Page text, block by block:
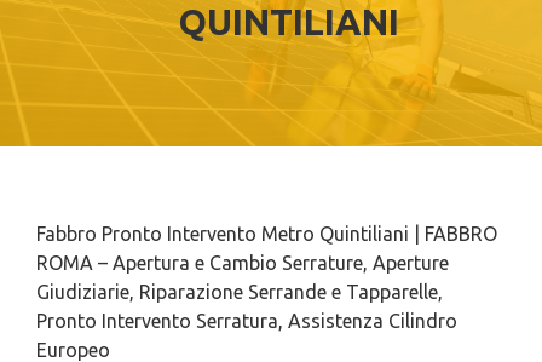
QUINTILIANI
Fabbro Pronto Intervento Metro Quintiliani | FABBRO
ROMA – Apertura e Cambio Serrature, Aperture
Giudiziarie, Riparazione Serrande e Tapparelle,
Pronto Intervento Serratura, Assistenza Cilindro
Europeo